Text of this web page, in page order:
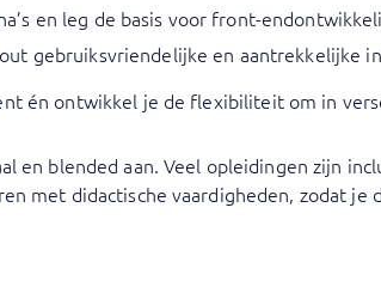
en leg de basis voor front-
gebruiksvriendelijke en aantrekkelijke
én ontwikkel je de flexibiliteit om in
en blended aan. Veel opleidingen zijn
met didactische vaardigheden, zodat